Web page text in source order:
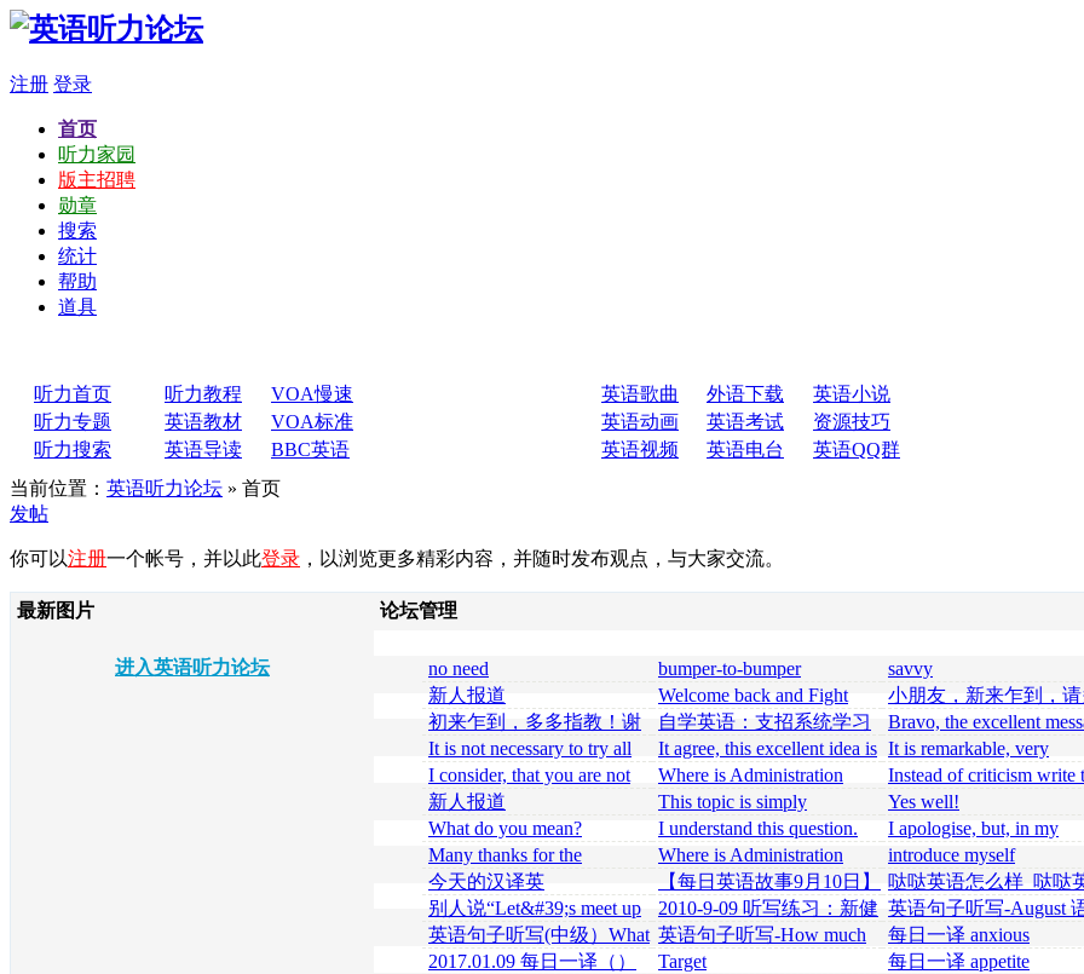
注册 登录
首页
听力家园
版主招聘
勋章
搜索
统计
帮助
道具
听力首页 听力教程 VOA慢速 英语歌曲 外语下载 英语小说
听力专题
英语教材 VOA标准 英语动画 英语考试 资源技巧
听力搜索
英语导读 BBC英语 英语视频 英语电台 英语QQ群
当前位置： 英语听力论坛 » 首页
发帖
你可以注册一个帐号，并以此登录 ，以浏览更多精彩内容，并随时发布观点，与大家交流。
最新图片
进入英语听力论坛
论坛管理
no need bumper-to-bumper
savvy
新人报道
Welcome back and Fight
again
小朋友，新来乍到，请
多关照。
初来乍到，多多指教！谢
谢大家！
自学英语：支招系统学习
《新概念英语》
Bravo, the excellent
It is not necessary to try all
successively
It agree, this excellent idea is
necessary just by
It is remarkable, very
amusing piece
I consider, that you are not
right. Write to me in
Where is Administration
bbs.tingroom.com ??
Instead of criticism write
variants.
新人报道
This topic is simply
matchless :), very much it is
Yes well!
What do you mean?
I understand this question.
Let's discuss.
I apologise, but, in my
opinion, you are mistaken.
Many thanks for the
information. Now I will know
Where is Administration
bbs.tingroom.com ??
introduce myself
今天的汉译英
【每日英语故事9月10日】
——爱情的时间船
哒哒英语怎么样_哒哒
收费标准是什么
别人说“Let&#39;s meet up
soon”竟然不是“让我们快
2010-9-09 听写练习：新健
身班
英语句子听写-August
很慢，非常适合听写，推
荐！
英语句子听写(中级）What
is a CEO? 推荐！
英语句子听写-How much
coffee? 语速慢，适合听
每日一译 anxious
2017.01.09 每日一译（）
Target
每日一译 appetite